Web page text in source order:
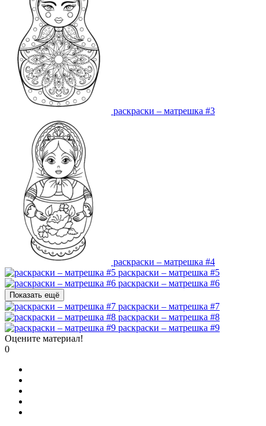
раскраски – матрешка #3
раскраски – матрешка #4
раскраски – матрешка #5
раскраски – матрешка #6
Показать ещё
раскраски – матрешка #7
раскраски – матрешка #8
раскраски – матрешка #9
Оцените материал!
0